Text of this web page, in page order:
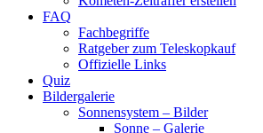
FAQ
Fachbegriffe
Ratgeber zum Teleskopkauf
Offizielle Links
Quiz
Bildergalerie
Sonnensystem – Bilder
Sonne – Galerie